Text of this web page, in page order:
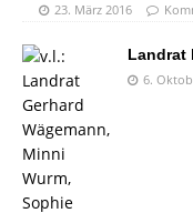
23. März 2016
Landrat
6.